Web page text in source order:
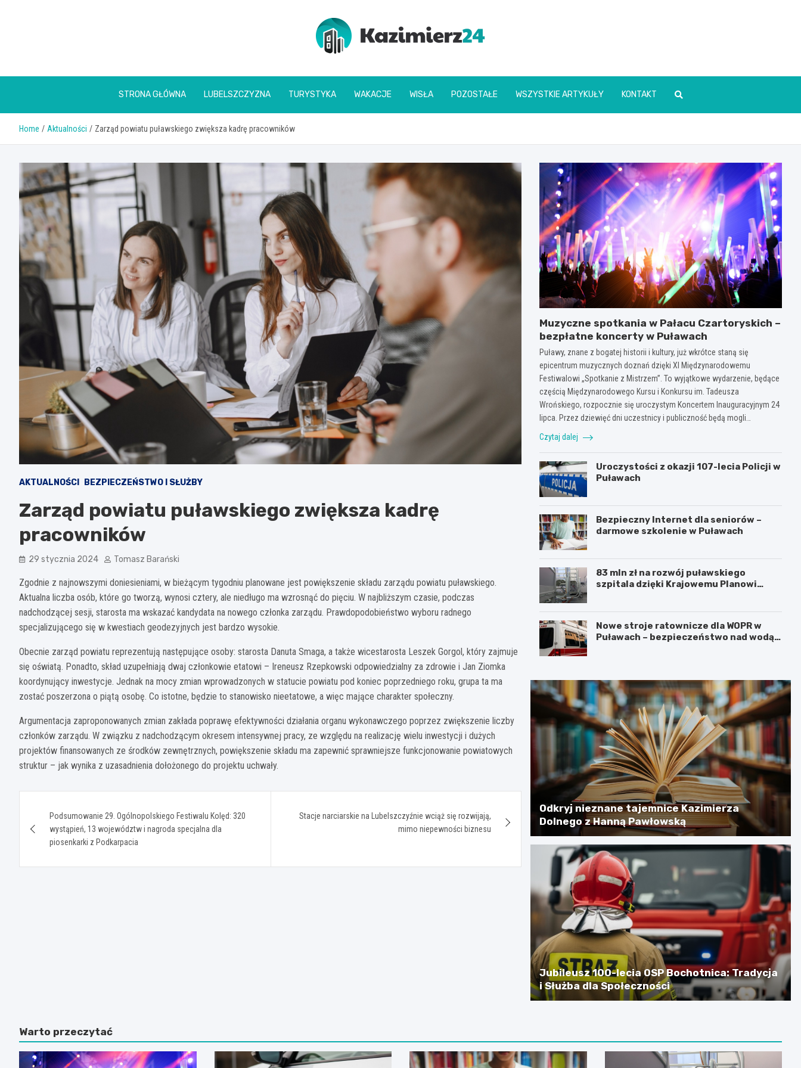
kazimierz24.pl
STRONA GŁÓWNA LUBELSZCZYZNA TURYSTYKA WAKACJE WISŁA POZOSTAŁE WSZYSTKIE ARTYKUŁY KONTAKT
Home Aktualności Zarząd powiatu puławskiego zwiększa kadrę pracowników
AKTUALNOŚCI BEZPIECZEŃSTWO I SŁUŻBY
Zarząd powiatu puławskiego zwiększa kadrę
pracowników
29 stycznia 2024 Tomasz Barański
Zgodnie z najnowszymi doniesieniami, w bieżącym tygodniu planowane jest powiększenie składu zarządu powiatu puławskiego.
Aktualna liczba osób, które go tworzą, wynosi cztery, ale niedługo ma wzrosnąć do pięciu. W najbliższym czasie, podczas
nadchodzącej sesji, starosta ma wskazać kandydata na nowego członka zarządu. Prawdopodobieństwo wyboru radnego
specjalizującego się w kwestiach geodezyjnych jest bardzo wysokie.
Obecnie zarząd powiatu reprezentują następujące osoby: starosta Danuta Smaga, a także wicestarosta Leszek Gorgol, który zajmuje
się oświatą. Ponadto, skład uzupełniają dwaj członkowie etatowi – Ireneusz Rzepkowski odpowiedzialny za zdrowie i Jan Ziomka
koordynujący inwestycje. Jednak na mocy zmian wprowadzonych w statucie powiatu pod koniec poprzedniego roku, grupa ta ma
zostać poszerzona o piątą osobę. Co istotne, będzie to stanowisko nieetatowe, a więc mające charakter społeczny.
Argumentacja zaproponowanych zmian zakłada poprawę efektywności działania organu wykonawczego poprzez zwiększenie liczby
członków zarządu. W związku z nadchodzącym okresem intensywnej pracy, ze względu na realizację wielu inwestycji i dużych
projektów finansowanych ze środków zewnętrznych, powiększenie składu ma zapewnić sprawniejsze funkcjonowanie powiatowych
struktur – jak wynika z uzasadnienia dołożonego do projektu uchwały.
wpisuPodsumowanie 29. Ogólnopolskiego Festiwalu Kolęd: 320
wystąpień, 13 województw i nagroda specjalna dla
piosenkarki z Podkarpacia
Stacje narciarskie na Lubelszczyźnie wciąż się rozwijają,
mimo niepewności biznesu
Muzyczne spotkania w Pałacu Czartoryskich –
bezpłatne koncerty w Puławach
Puławy, znane z bogatej historii i kultury, już wkrótce staną się
epicentrum muzycznych doznań dzięki XI Międzynarodowemu
Festiwalowi „Spotkanie z Mistrzem”. To wyjątkowe wydarzenie, będące
częścią Międzynarodowego Kursu i Konkursu im. Tadeusza
Wrońskiego, rozpocznie się uroczystym Koncertem Inauguracyjnym 24
lipca. Przez dziewięć dni uczestnicy i publiczność będą mogli…
Czytaj dalej
Uroczystości z okazji 107-lecia Policji w
Puławach
Bezpieczny Internet dla seniorów –
darmowe szkolenie w Puławach
83 mln zł na rozwój puławskiego
szpitala dzięki Krajowemu Planowi
Nowe stroje ratownicze dla WOPR w
Puławach – bezpieczeństwo nad wodą
Odkryj nieznane tajemnice Kazimierza
Dolnego z Hanną Pawłowską
Jubileusz 100-lecia OSP Bochotnica: Tradycja
i Służba dla Społeczności
Warto przeczytać